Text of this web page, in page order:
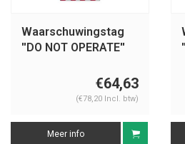
Waarschuwingstag
''DO NOT OPERATE''
€64,63
(€78,20 Incl. btw)
Meer info